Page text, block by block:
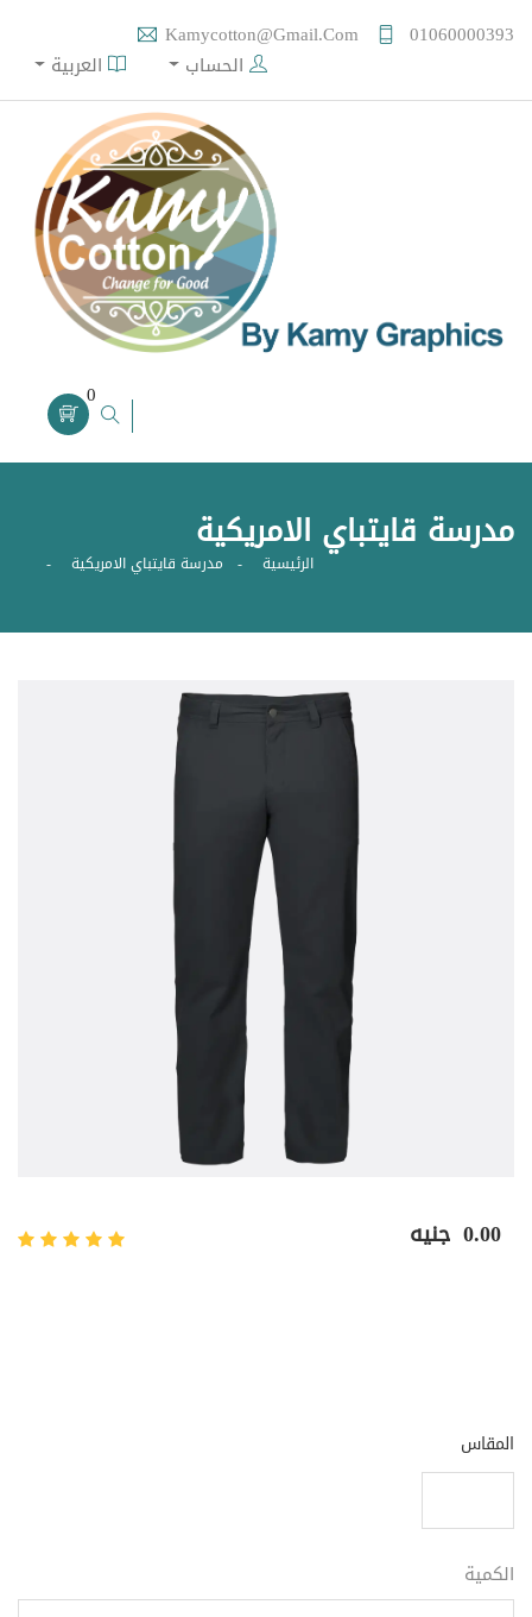
01060000393
Kamycotton@gmail.com
الحساب
العربية
0
مدرسة قايتباي الامريكية
الرئيسية مدرسة قايتباي الامريكية
جنيه 0.00
المقاس
الكمية